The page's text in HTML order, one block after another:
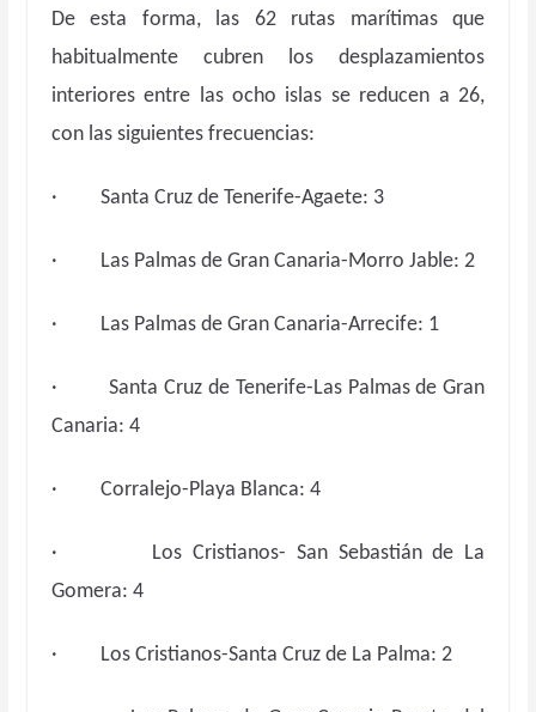
De esta forma, las 62 rutas marítimas que
habitualmente cubren los desplazamientos
interiores entre las ocho islas se reducen a 26,
con las siguientes frecuencias:
· Santa Cruz de Tenerife-Agaete: 3
· Las Palmas de Gran Canaria-Morro Jable: 2
· Las Palmas de Gran Canaria-Arrecife: 1
· Santa Cruz de Tenerife-Las Palmas de Gran
Canaria: 4
· Corralejo-Playa Blanca: 4
· Los Cristianos- San Sebastián de La
Gomera: 4
· Los Cristianos-Santa Cruz de La Palma: 2